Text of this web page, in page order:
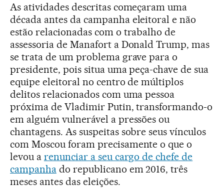
As atividades descritas começaram uma
década antes da campanha eleitoral e não
estão relacionadas com o trabalho de
assessoria de Manafort a Donald Trump, mas
se trata de um problema grave para o
presidente, pois situa uma peça-chave de sua
equipe eleitoral no centro de múltiplos
delitos relacionados com uma pessoa
próxima de Vladimir Putin, transformando-o
em alguém vulnerável a pressões ou
chantagens. As suspeitas sobre seus vínculos
com Moscou foram precisamente o que o
levou a renunciar a seu cargo de chefe de
campanhado republicano em 2016, três
meses antes das eleições.